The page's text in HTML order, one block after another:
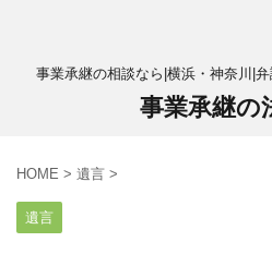
事業承継の相談なら|横浜・神奈川|
事業承継の
HOME > 遺言 >
遺言